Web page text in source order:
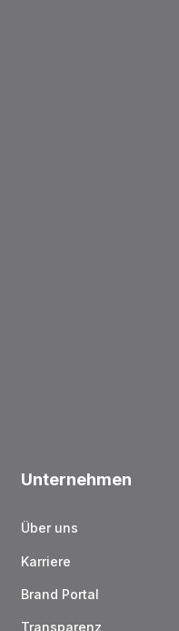
Unternehmen
Über uns
Karriere
Brand Portal
Transparenz